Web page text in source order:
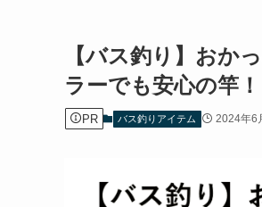
【バス釣り】おか
ラーでも安心の竿！
PR バス釣りアイテム 2024年6